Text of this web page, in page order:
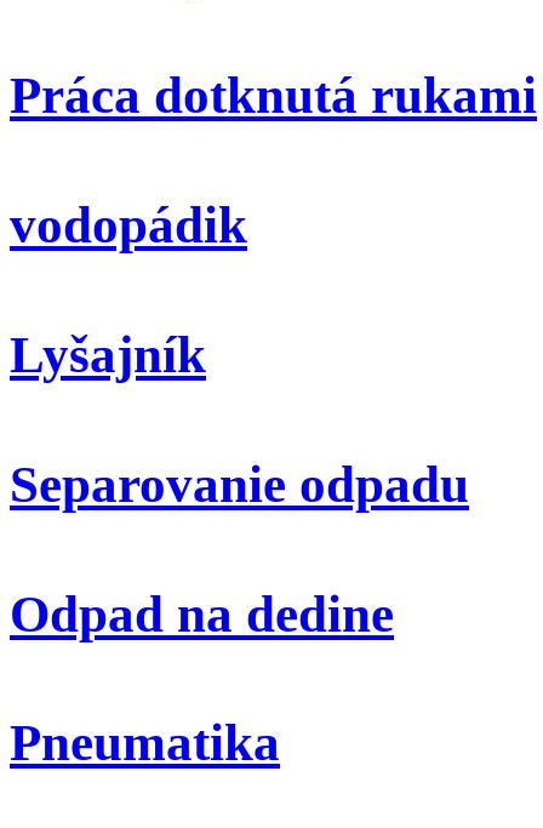
Práca dotknutá rukami
vodopádik
Lyšajník
Separovanie odpadu
Odpad na dedine
Pneumatika